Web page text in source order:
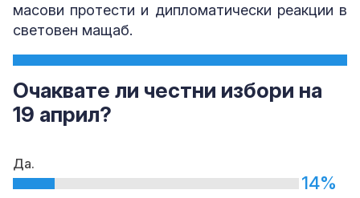
масови протести и дипломатически реакции в
световен мащаб.
Очаквате ли честни избори на
19 април?
Да.
14%